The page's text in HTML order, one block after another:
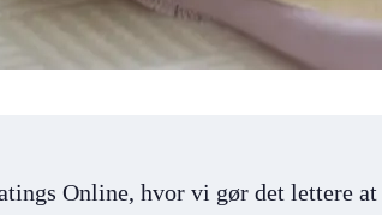
Online, hvor vi gør det lettere